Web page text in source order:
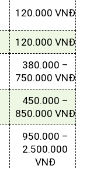
120.000 VNĐ
120.000 VNĐ
380.000 –
750.000 VNĐ
450.000 –
850.000 VNĐ
950.000 –
2.500.000
VNĐ